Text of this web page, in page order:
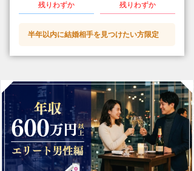
残りわずか
残りわずか
半年以内に結婚相手を見つけたい方限定